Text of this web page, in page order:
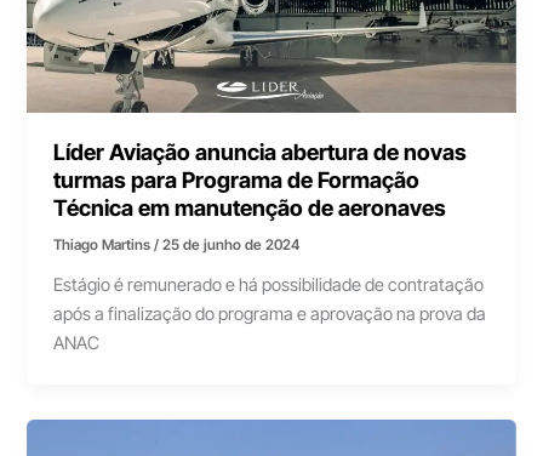
Líder Aviação anuncia abertura de novas
turmas para Programa de Formação
Técnica em manutenção de aeronaves
Thiago Martins/25 de junho de 2024
Estágio é remunerado e há possibilidade de contratação
após a finalização do programa e aprovação na prova da
ANAC